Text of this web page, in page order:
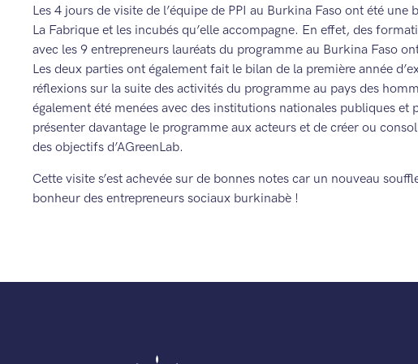
Les 4 jours de visite de l’équipe de PPI au Burkina Faso ont été
La Fabrique et les incubés qu’elle accompagne. En effet, des
avec les 9 entrepreneurs lauréats du programme au Burkina Faso
Les deux parties ont également fait le bilan de la première année
réflexions sur la suite des activités du programme au pays des
également été menées avec des institutions nationales publiques et
présenter davantage le programme aux acteurs et de créer ou
des objectifs d’AGreenLab.
Cette visite s’est achevée sur de bonnes notes car un nouveau
bonheur des entrepreneurs sociaux burkinabè !